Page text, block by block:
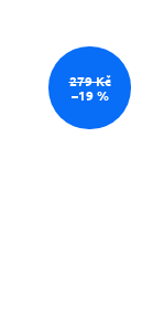
279 Kč
–19 %